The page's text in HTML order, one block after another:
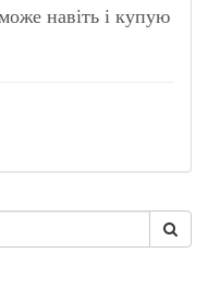
навіть і купую